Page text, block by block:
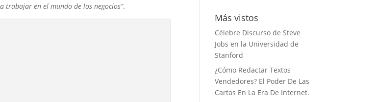
trabajar en el mundo de los negocios”.
Más vistos
Célebre Discurso de Steve
Jobs en la Universidad de
Stanford
¿Cómo Redactar Textos
Vendedores? El Poder De Las
Cartas En La Era De Internet.